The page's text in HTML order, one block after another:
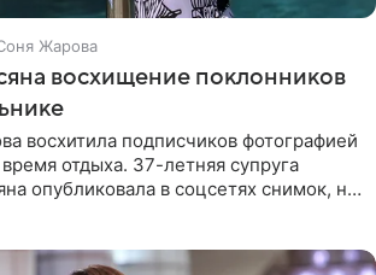
Жарова
восхищение поклонников
восхитила подписчиков фотографией
отдыха. 37-летняя супруга
опубликовала в соцсетях снимок, на